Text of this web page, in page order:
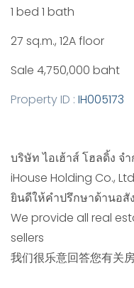
1 bed 1 bath
27 sq.m., 12A floor
Sale 4,750,000 baht
Property ID : IH005173
บริษัท ไอเฮ้าส์ โฮลดิ้ง จ
iHouse​ Holding Co.,
ยินดีให้คำปรึกษาด้านอสั
We provide all real
sellers
我们很乐意回答您有关